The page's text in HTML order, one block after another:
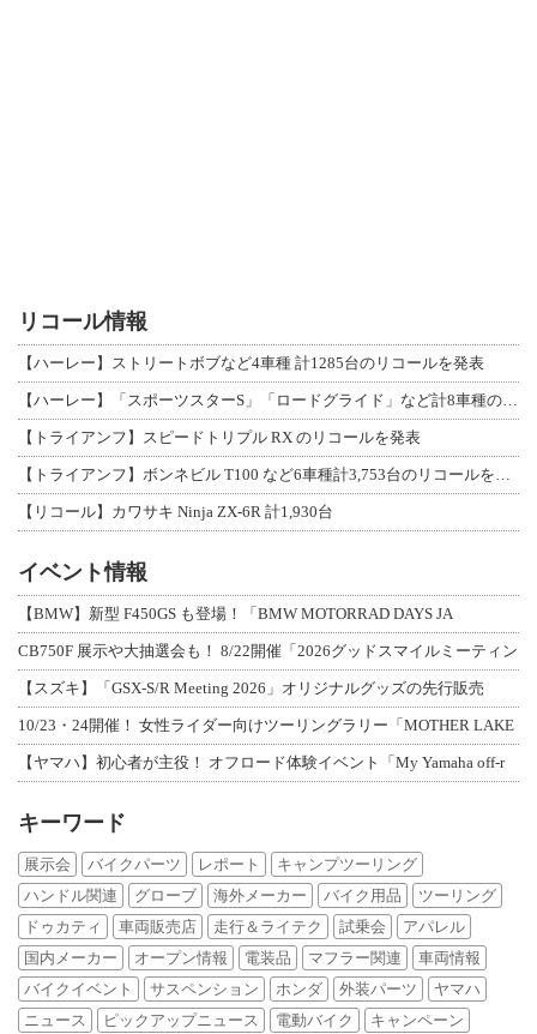
リコール情報
【ハーレー】ストリートボブなど4車種 計1285台のリコールを発表
【トライアンフ】スピードトリプル RX のリコールを発表
【リコール】カワサキ Ninja ZX-6R 計1,930台
イベント情報
【BMW】新型 F450GS も登場！「BMW MOTORRAD DAYS JA
CB750F 展示や大抽選会も！ 8/22開催「2026グッドスマイルミーティン
【スズキ】「GSX-S/R Meeting 2026」オリジナルグッズの先行販売
10/23・24開催！ 女性ライダー向けツーリングラリー「MOTHER LAKE
【ヤマハ】初心者が主役！ オフロード体験イベント「My Yamaha off-r
キーワード
展示会 バイクパーツ レポート
キャンプツーリング
ハンドル関連
グローブ 海外メーカー バイク用品
ツーリング
ドゥカティ
車両販売店 走行＆ライテク 試乗会
アパレル
国内メーカー
オープン情報 電装品 マフラー関連
車両情報
バイクイベント
サスペンション ホンダ 外装パーツ
ヤマハ
ニュース
ピックアップニュース 電動バイク キャンペーン